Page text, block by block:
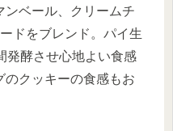
ンベール、クリームチ
ドをブレンド。パイ生
発酵させ心地よい食感
のクッキーの食感もお